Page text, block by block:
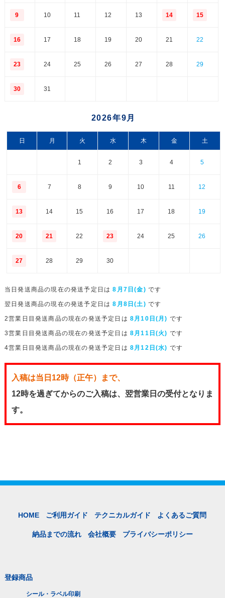
9 10 11 12 13 14 15
16 17 18 19 20 21 22
23 24 25 26 27 28 29
30 31
2026年9月
日 月 火 水 木 金 土
1 2 3 4 5
6 7 8 9 10 11 12
13 14 15 16 17 18 19
20 21 22 23 24 25 26
27 28 29 30
当日発送商品の現在の発送予定日は 8月7日(金) です
翌日発送商品の現在の発送予定日は 8月8日(土) です
2営業日目発送商品の現在の発送予定日は 8月10日(月) です
3営業日目発送商品の現在の発送予定日は 8月11日(火) です
4営業日目発送商品の現在の発送予定日は 8月12日(水) です
入稿は当日12時（正午）まで、
12時を過ぎてからのご入稿は、翌営業日の受付となりま
す。
HOME ご利用ガイド テクニカルガイド よくあるご質問
納品までの流れ 会社概要 プライバシーポリシー
登録商品
シール・ラベル印刷